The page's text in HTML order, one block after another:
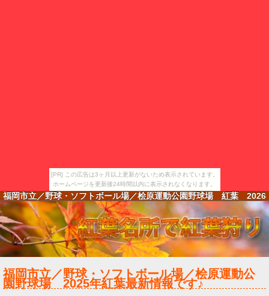
[PR] この広告は3ヶ月以上更新がないため表示されています。
ホームページを更新後24時間以内に表示されなくなります。
福岡市立／野球・ソフトボール場／桧原運動公園野球場 紅葉 2026
福岡市立／野球・ソフトボール場／桧原運動公
園野球場 2025年紅葉最新情報です♪